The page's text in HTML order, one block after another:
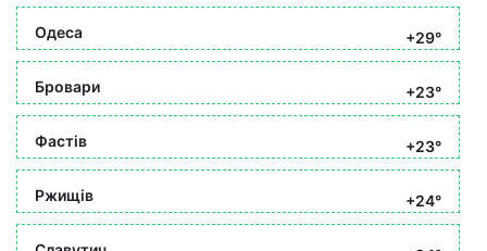
Одеса +29°
Бровари +23°
Фастів +23°
Ржищів +24°